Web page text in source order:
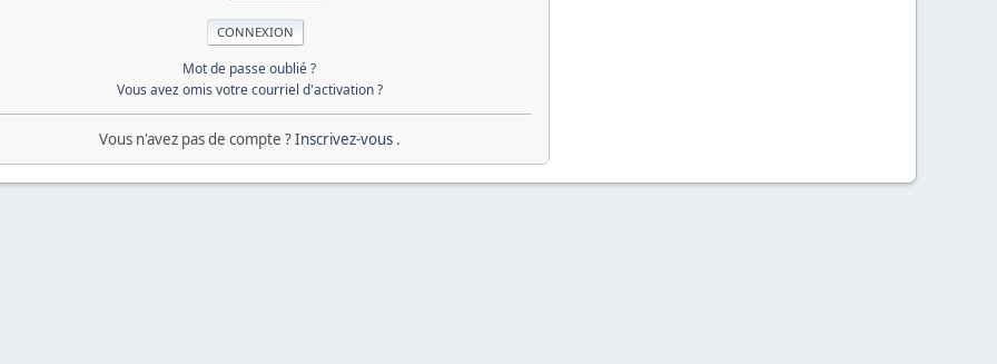
Mot de passe oublié ?
Vous avez omis votre courriel d'activation ?
Vous n'avez pas de compte ?Inscrivez-vous .